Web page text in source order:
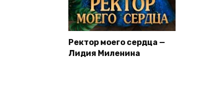
Ректор моего сердца —
Лидия Миленина